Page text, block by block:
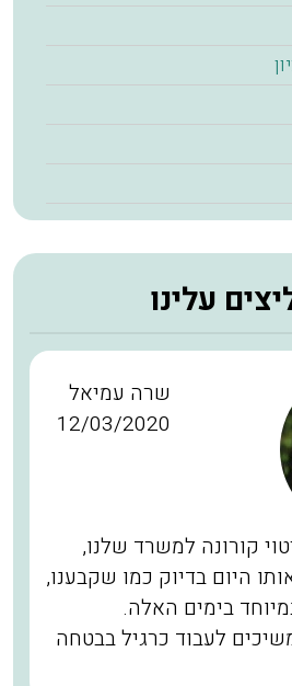
עלינו
שרה עמיאל
12/03/2020
קורונה למשרד שלנו,
היום בדיוק כמו שקבענו,
בימים האלה.
לעבוד כרגיל בבטחה